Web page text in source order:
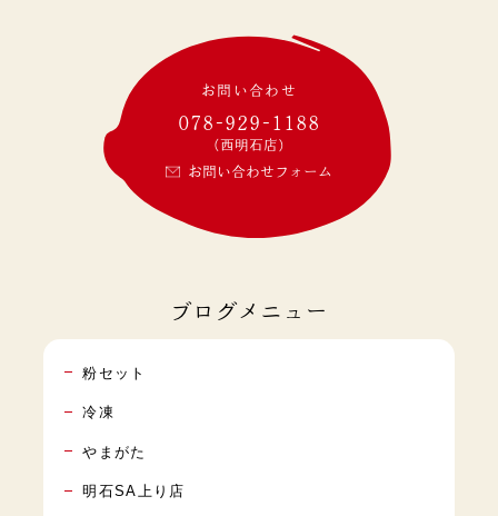
お問い合わせ
078-929-1188
(西明石店)
お問い合わせフォーム
ブログメニュー
粉セット
冷凍
やまがた
明石SA上り店